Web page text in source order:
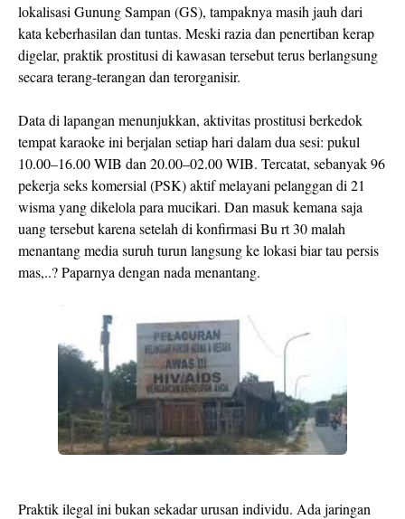
lokalisasi Gunung Sampan (GS), tampaknya masih jauh dari
kata keberhasilan dan tuntas. Meski razia dan penertiban kerap
digelar, praktik prostitusi di kawasan tersebut terus berlangsung
secara terang-terangan dan terorganisir.
Data di lapangan menunjukkan, aktivitas prostitusi berkedok
tempat karaoke ini berjalan setiap hari dalam dua sesi: pukul
10.00–16.00 WIB dan 20.00–02.00 WIB. Tercatat, sebanyak 96
pekerja seks komersial (PSK) aktif melayani pelanggan di 21
wisma yang dikelola para mucikari. Dan masuk kemana saja
uang tersebut karena setelah di konfirmasi Bu rt 30 malah
menantang media suruh turun langsung ke lokasi biar tau persis
mas,..? Paparnya dengan nada menantang.
Praktik ilegal ini bukan sekadar urusan individu. Ada jaringan